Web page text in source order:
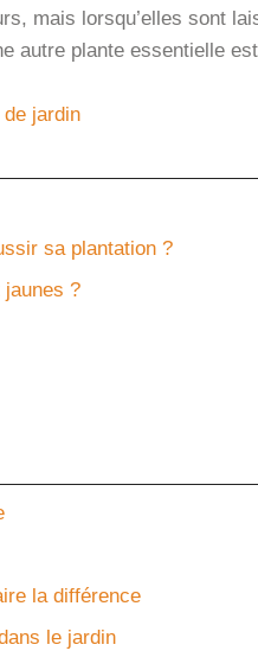
mais lorsqu’elles sont
autre plante essentielle est
jardin
sa plantation ?
?
la différence
le jardin